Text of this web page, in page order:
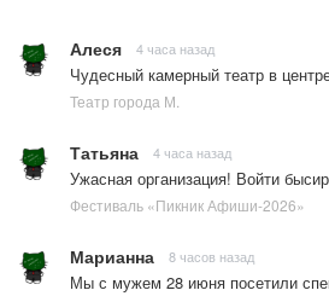
Алеся 4 часа назад
Чудесный камерный театр в
Театр города М.
Татьяна 4 часа назад
Ужасная организация! Войти
Фестиваль «Пикник Афиши-2026»
Марианна 8 часов назад
Мы с мужем 28 июня посетили